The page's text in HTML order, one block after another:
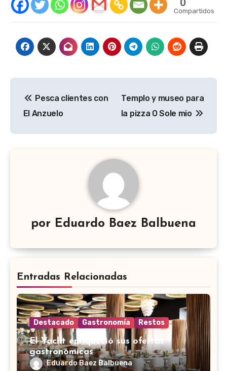
Compartidos
de
entradas
Pesca clientes con
El Anzuelo
Templo y museo para
la pizza O Sole mio
por Eduardo Baez Balbuena
Entradas Relacionadas
Destacado Gastronomía Restos
El Yacht enriqueció sus ofertas
gastronómicas
Eduardo Baez Balbuena